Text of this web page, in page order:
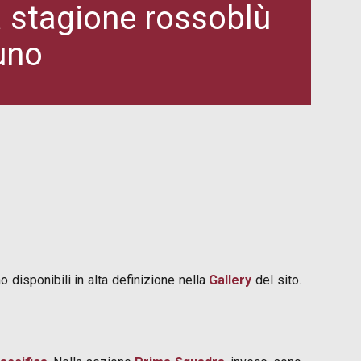
rossoblù
disponibili in alta definizione nella Gallery del sito.